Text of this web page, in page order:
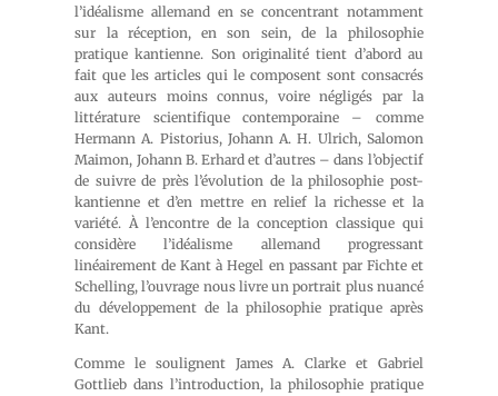
l’idéalisme allemand en se concentrant notamment
sur la réception, en son sein, de la philosophie
pratique kantienne. Son originalité tient d’abord au
fait que les articles qui le composent sont consacrés
aux auteurs moins connus, voire négligés par la
littérature scientifique contemporaine – comme
Hermann A. Pistorius, Johann A. H. Ulrich, Salomon
Maimon, Johann B. Erhard et d’autres – dans l’objectif
de suivre de près l’évolution de la philosophie post-
kantienne et d’en mettre en relief la richesse et la
variété. À l’encontre de la conception classique qui
considère l’idéalisme allemand progressant
linéairement de Kant à Hegel en passant par Fichte et
Schelling, l’ouvrage nous livre un portrait plus nuancé
du développement de la philosophie pratique après
Kant.
Comme le soulignent James A. Clarke et Gabriel
Gottlieb dans l’introduction, la philosophie pratique